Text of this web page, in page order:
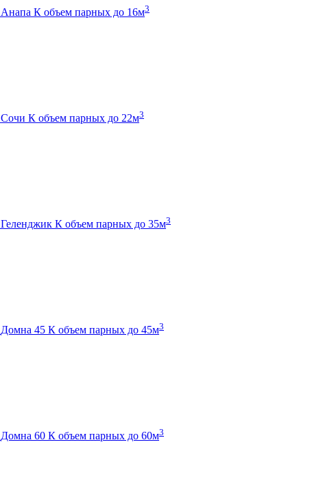
Анапа К объем парных до 16м3
Сочи К объем парных до 22м3
Геленджик К объем парных до 35м3
Домна 45 К объем парных до 45м3
Домна 60 К объем парных до 60м3